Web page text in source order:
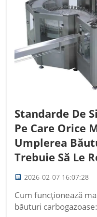
Standarde De
Pe Care Orice
Umplerea
Trebuie Să Le
2026-02-07 16:07:28
Cum funcționează
băuturi